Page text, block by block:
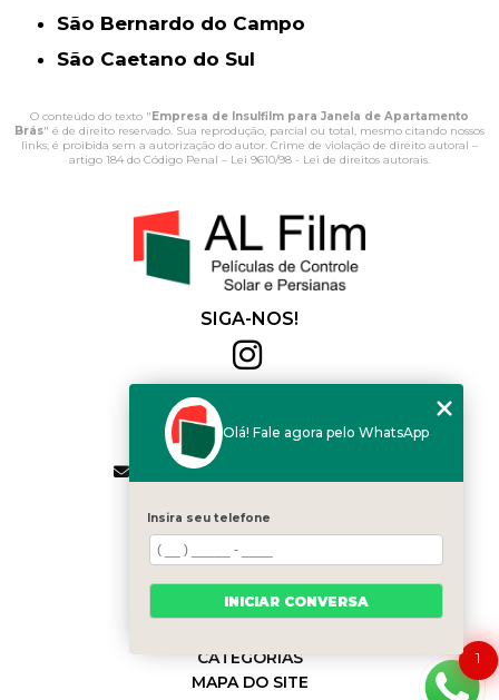
São Bernardo do Campo
São Caetano do Sul
O conteúdo do texto "Empresa de Insulfilm para Janela de Apartamento
Brás" é de direito reservado. Sua reprodução, parcial ou total, mesmo citando nossos
links, é proibida sem a autorização do autor. Crime de violação de direito autoral –
artigo 184 do Código Penal – Lei 9610/98 - Lei de direitos autorais.
SIGA-NOS!
(11) 2564-4684
(11) 94168-2041
contato.vendas@alfilm.com.br
MENU
HOME
QUEM SOMOS
SERVIÇOS
BLOG
CATEGORIAS
MAPA DO SITE
1
Olá! Fale agora pelo WhatsApp
Insira seu telefone
INICIAR CONVERSA